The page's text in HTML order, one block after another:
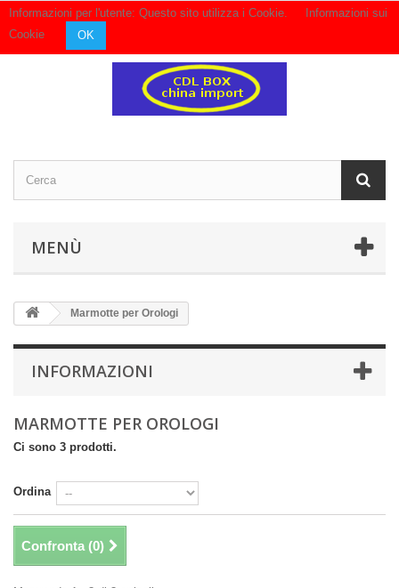
MENÙ
Marmotte per Orologi
INFORMAZIONI
MARMOTTE PER OROLOGI
Ci sono 3 prodotti.
Ordina
Confronta (0)
Informazioni per l'utente: Questo sito utilizza i Cookie.
Informazioni sui
Cookie
OK